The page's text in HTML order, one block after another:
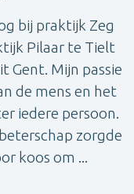
bij praktijk Zeg
Pilaar te Tielt
Gent. Mijn passie
de mens en het
iedere persoon.
zorgde
koos om ...